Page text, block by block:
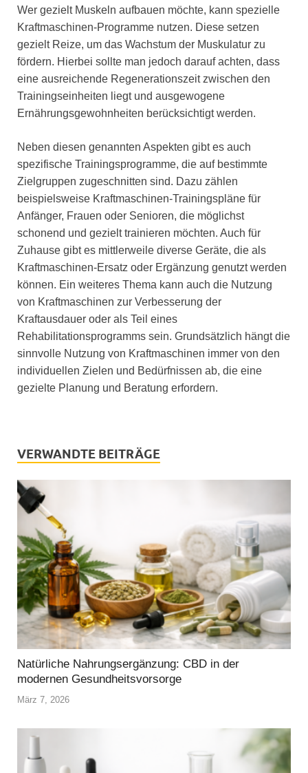
Wer gezielt Muskeln aufbauen möchte, kann spezielle
Kraftmaschinen-Programme nutzen. Diese setzen
gezielt Reize, um das Wachstum der Muskulatur zu
fördern. Hierbei sollte man jedoch darauf achten, dass
eine ausreichende Regenerationszeit zwischen den
Trainingseinheiten liegt und ausgewogene
Ernährungsgewohnheiten berücksichtigt werden.
Neben diesen genannten Aspekten gibt es auch
spezifische Trainingsprogramme, die auf bestimmte
Zielgruppen zugeschnitten sind. Dazu zählen
beispielsweise Kraftmaschinen-Trainingspläne für
Anfänger, Frauen oder Senioren, die möglichst
schonend und gezielt trainieren möchten. Auch für
Zuhause gibt es mittlerweile diverse Geräte, die als
Kraftmaschinen-Ersatz oder Ergänzung genutzt werden
können. Ein weiteres Thema kann auch die Nutzung
von Kraftmaschinen zur Verbesserung der
Kraftausdauer oder als Teil eines
Rehabilitationsprogramms sein. Grundsätzlich hängt die
sinnvolle Nutzung von Kraftmaschinen immer von den
individuellen Zielen und Bedürfnissen ab, die eine
gezielte Planung und Beratung erfordern.
VERWANDTE BEITRÄGE
Natürliche Nahrungsergänzung: CBD in der
modernen Gesundheitsvorsorge
März 7, 2026